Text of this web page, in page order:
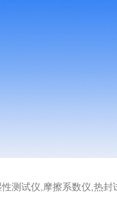
仪,摩擦系数仪,热封试验仪,